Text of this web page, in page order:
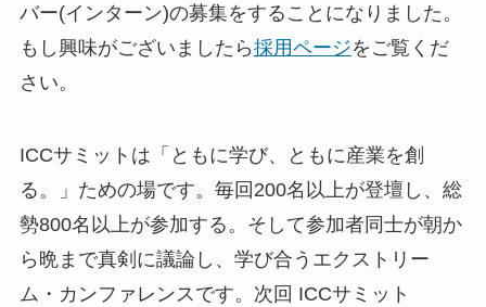
バー(インターン)の募集をすることになりました。
もし興味がございましたら採用ページをご覧くだ
さい。
ICCサミットは「ともに学び、ともに産業を創
る。」ための場です。毎回200名以上が登壇し、総
勢800名以上が参加する。そして参加者同士が朝か
ら晩まで真剣に議論し、学び合うエクストリー
ム・カンファレンスです。次回 ICCサミット